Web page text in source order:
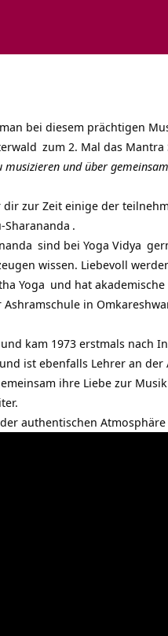
bei diesem prächtigen
zum 2. Mal das Mantra
und über
zur Zeit einige der
Sharananda .
sind bei Yoga Vidya
wissen. Liebevoll
Yoga und hat
in
kam 1973 erstmals nach
und ist ebenfalls Lehrer an
ihre Liebe zur
authentischen